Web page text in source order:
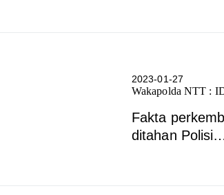
2023-01-27
Wakapolda NTT :
Fakta
ditahan